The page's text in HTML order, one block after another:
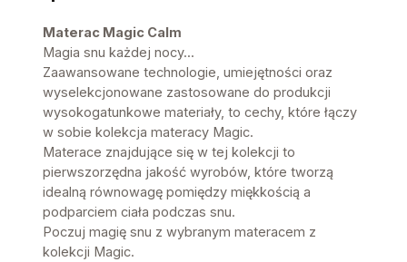
Materac Magic Calm
Magia snu każdej nocy...
Zaawansowane technologie, umiejętności oraz
wyselekcjonowane zastosowane do produkcji
wysokogatunkowe materiały, to cechy, które łączy
w sobie kolekcja materacy Magic.
Materace znajdujące się w tej kolekcji to
pierwszorzędna jakość wyrobów, które tworzą
idealną równowagę pomiędzy miękkością a
podparciem ciała podczas snu.
Poczuj magię snu z wybranym materacem z
kolekcji Magic.